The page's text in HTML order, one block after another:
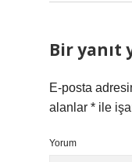
Bir yanıt
E-posta
alanlar * ile
Yorum